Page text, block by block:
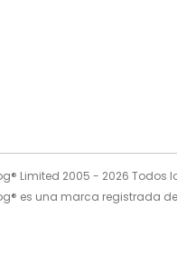
Limited 2005 - 2026 Todos
es una marca registrada